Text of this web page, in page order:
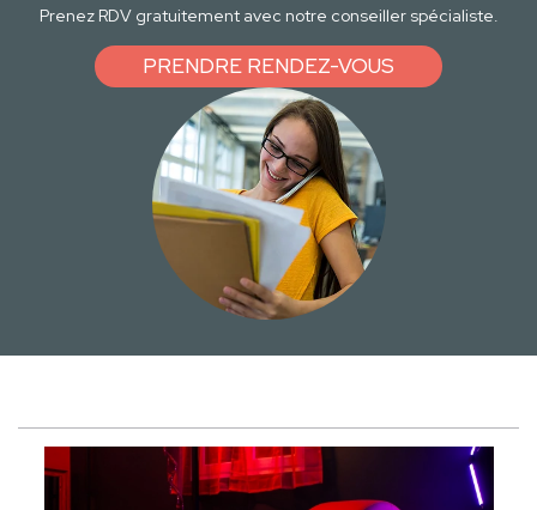
Prenez RDV gratuitement avec notre conseiller spécialiste.
PRENDRE RENDEZ-VOUS